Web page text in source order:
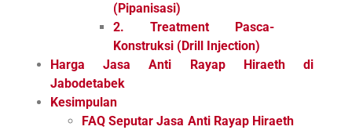
(Pipanisasi)
2. Treatment Pasca-
Konstruksi (Drill Injection)
Harga Jasa Anti Rayap Hiraeth di
Jabodetabek
Kesimpulan
FAQ Seputar Jasa Anti Rayap Hiraeth